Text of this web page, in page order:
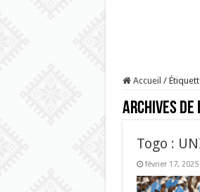
Accueil /
Archives de
Togo :
février 17, 2025